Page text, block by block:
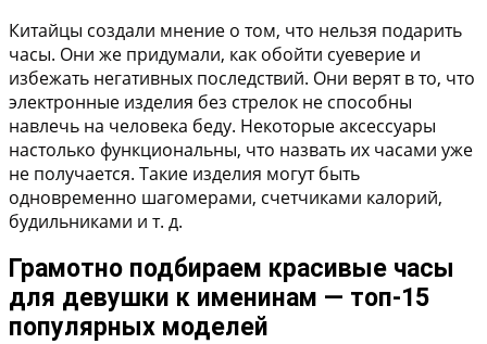
Китайцы создали мнение о том, что нельзя подарить
часы. Они же придумали, как обойти суеверие и
избежать негативных последствий. Они верят в то, что
электронные изделия без стрелок не способны
навлечь на человека беду. Некоторые аксессуары
настолько функциональны, что назвать их часами уже
не получается. Такие изделия могут быть
одновременно шагомерами, счетчиками калорий,
будильниками и т. д.
Грамотно подбираем красивые часы
для девушки к именинам — топ-15
популярных моделей